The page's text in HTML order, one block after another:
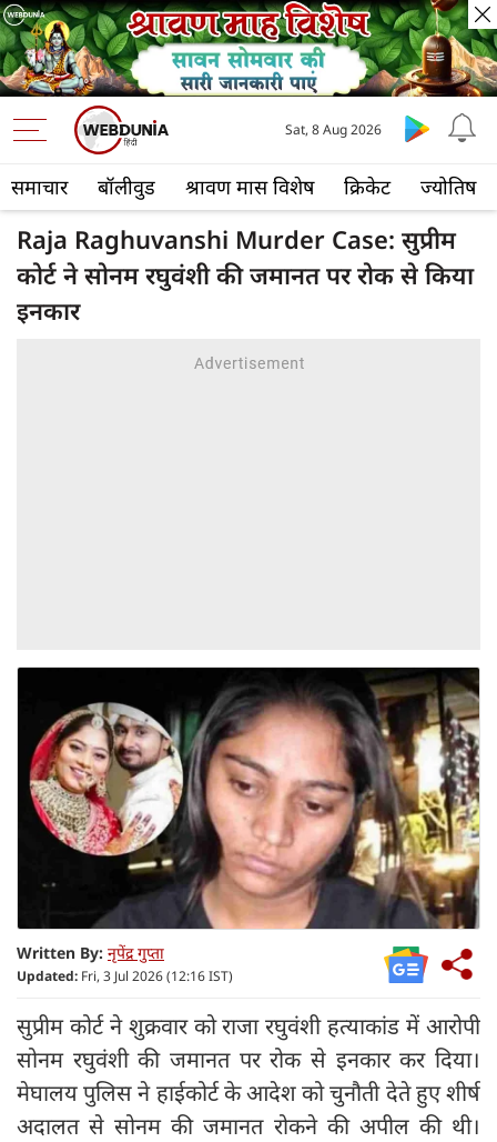
समाचार बॉलीवुड श्रावण मास विशेष क्रिकेट ज्योतिष
Sat, 8 Aug 2026
Raja Raghuvanshi Murder Case: सुप्रीम
कोर्ट ने सोनम रघुवंशी की जमानत पर रोक से किया
इनकार
Written By: नृपेंद्र गुप्ता
Updated: Fri, 3 Jul 2026 (12:16 IST)
सुप्रीम कोर्ट ने शुक्रवार को राजा रघुवंशी हत्याकांड में आरोपी
सोनम रघुवंशी की जमानत पर रोक से इनकार कर दिया।
मेघालय पुलिस ने हाईकोर्ट के आदेश को चुनौती देते हुए शीर्ष
अदालत से सोनम की जमानत रोकने की अपील की थी।